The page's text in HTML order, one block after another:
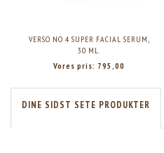
VERSO NO 4 SUPER FACIAL SERUM,
30 ML.
Vores pris: 795,00
DINE SIDST SETE PRODUKTER